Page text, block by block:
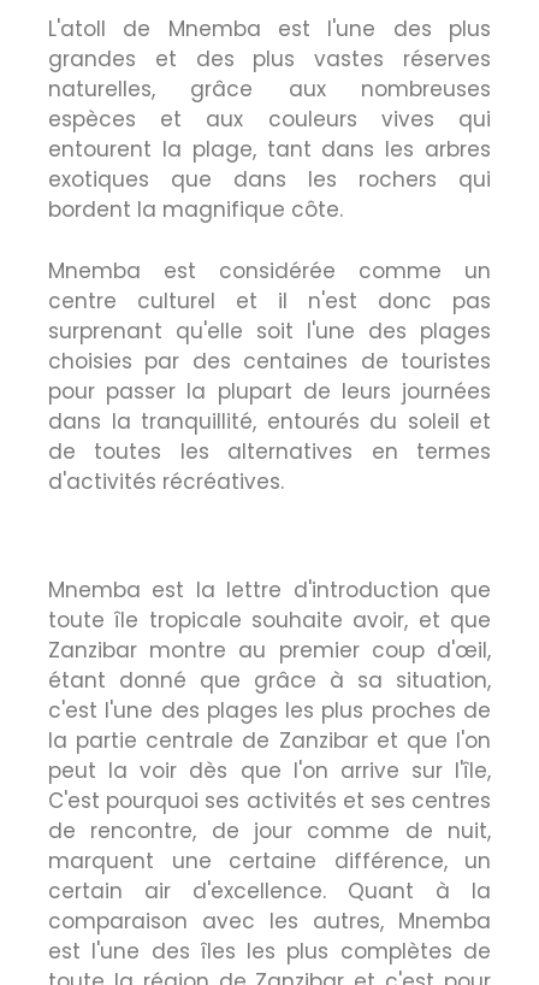
L'atoll de Mnemba est l'une des plus
grandes et des plus vastes réserves
naturelles, grâce aux nombreuses
espèces et aux couleurs vives qui
entourent la plage, tant dans les arbres
exotiques que dans les rochers qui
bordent la magnifique côte.
Mnemba est considérée comme un
centre culturel et il n'est donc pas
surprenant qu'elle soit l'une des plages
choisies par des centaines de touristes
pour passer la plupart de leurs journées
dans la tranquillité, entourés du soleil et
de toutes les alternatives en termes
d'activités récréatives.
Mnemba est la lettre d'introduction que
toute île tropicale souhaite avoir, et que
Zanzibar montre au premier coup d'œil,
étant donné que grâce à sa situation,
c'est l'une des plages les plus proches de
la partie centrale de Zanzibar et que l'on
peut la voir dès que l'on arrive sur l'île,
C'est pourquoi ses activités et ses centres
de rencontre, de jour comme de nuit,
marquent une certaine différence, un
certain air d'excellence. Quant à la
comparaison avec les autres, Mnemba
est l'une des îles les plus complètes de